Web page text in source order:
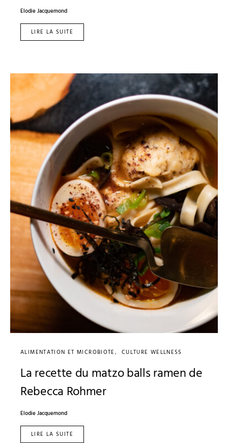
Elodie Jacquemond
LIRE LA SUITE
ALIMENTATION ET MICROBIOTE CULTURE WELLNESS
La recette du matzo balls ramen de
Rebecca Rohmer
Elodie Jacquemond
LIRE LA SUITE